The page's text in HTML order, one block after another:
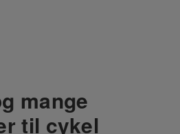
mange
til cykel